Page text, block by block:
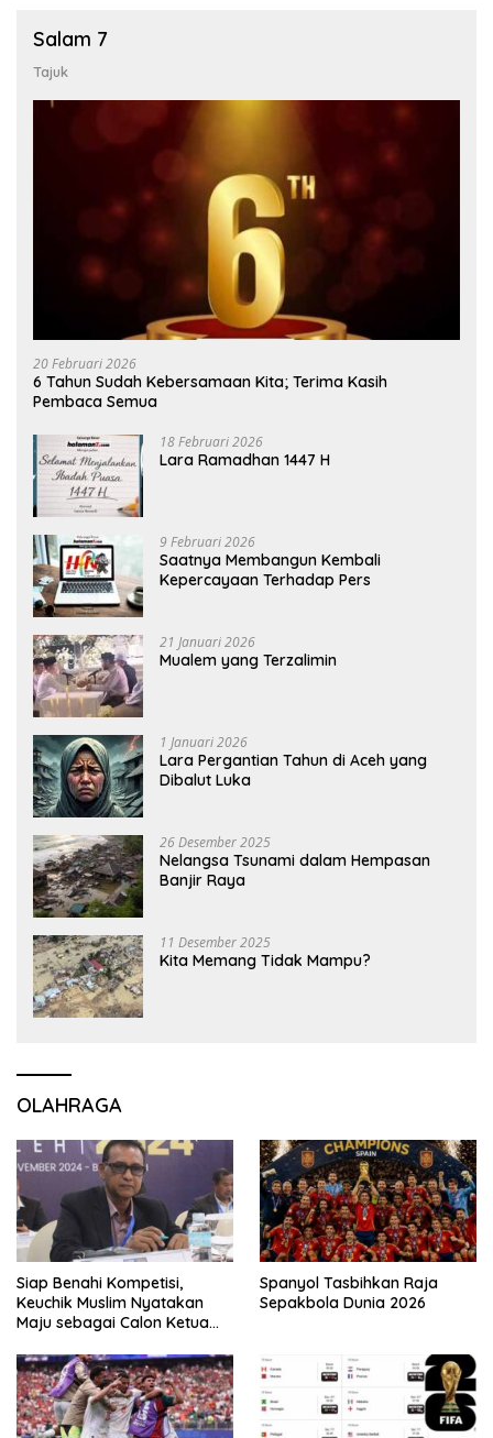
Salam 7
Tajuk
20 Februari 2026
6 Tahun Sudah Kebersamaan Kita; Terima Kasih
Pembaca Semua
18 Februari 2026
Lara Ramadhan 1447 H
9 Februari 2026
Saatnya Membangun Kembali
Kepercayaan Terhadap Pers
21 Januari 2026
Mualem yang Terzalimin
1 Januari 2026
Lara Pergantian Tahun di Aceh yang
Dibalut Luka
26 Desember 2025
Nelangsa Tsunami dalam Hempasan
Banjir Raya
11 Desember 2025
Kita Memang Tidak Mampu?
OLAHRAGA
Siap Benahi Kompetisi,
Keuchik Muslim Nyatakan
Maju sebagai Calon Ketua
Spanyol Tasbihkan Raja
Sepakbola Dunia 2026